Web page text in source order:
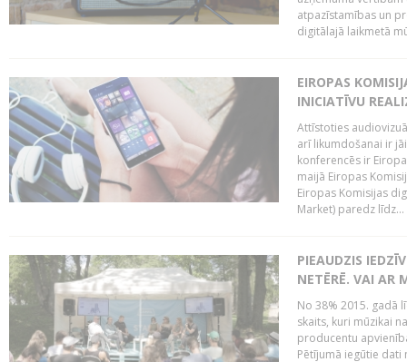
atpazīstamības un
digitālajā laikmetā
EIROPAS
INICIATĪVU
Attīstoties
arī likumdošanai ir
konferencēs ir
maijā Eiropas
Eiropas Komisijas
Market) paredz līdz...
PIEAUDZIS
NETĒRĒ. VAI AR
No 38% 2015. gadā
skaits, kuri mūzikai
producentu
Pētījumā iegūtie dati